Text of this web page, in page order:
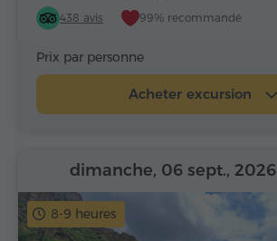
438 avis 99% recommandé
Prix par personne
Acheter excursion
8-9 heures
dimanche, 06 sept., 2026